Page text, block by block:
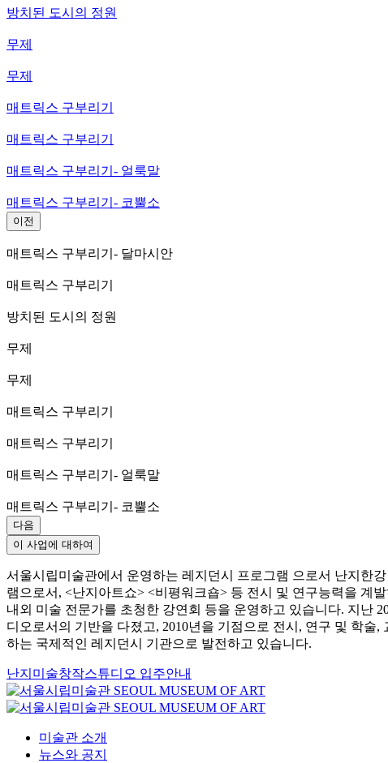
방치된 도시의 정원
무제
무제
매트릭스 구부리기
매트릭스 구부리기
매트릭스 구부리기- 얼룩말
매트릭스 구부리기- 코뿔소
이전
매트릭스 구부리기- 달마시안
매트릭스 구부리기
방치된 도시의 정원
무제
무제
매트릭스 구부리기
매트릭스 구부리기
매트릭스 구부리기- 얼룩말
매트릭스 구부리기- 코뿔소
다음
이 사업에 대하여
서울시립미술관에서 운영하는 레지던시 프로그램 으로서 난지한
램으로서, <난지아트쇼> <비평워크숍> 등 전시 및 연구능력을 계
내외 미술 전문가를 초청한 강연회 등을 운영하고 있습니다. 지난
디오로서의 기반을 다졌고, 2010년을 기점으로 전시, 연구 및 학
하는 국제적인 레지던시 기관으로 발전하고 있습니다.
난지미술창작스튜디오 입주안내
미술관 소개
뉴스와 공지